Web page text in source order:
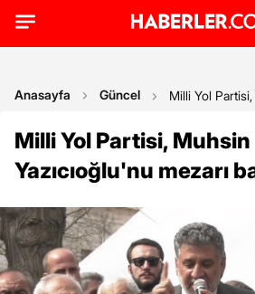
Anasayfa Güncel Milli Yol Partisi,
Milli Yol Partisi, Muhsin
Yazıcıoğlu'nu mezarı